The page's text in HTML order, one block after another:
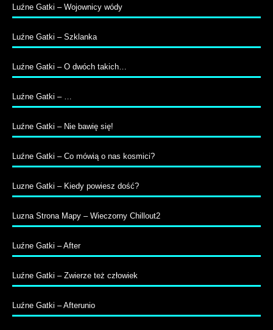
Luźne Gatki – Wojownicy wódy
Luźne Gatki – Szklanka
Luźne Gatki – O dwóch takich…
Luźne Gatki – …
Luźne Gatki – Nie bawię się!
Luźne Gatki – Co mówią o nas kosmici?
Luzne Gatki – Kiedy powiesz dość?
Luzna Strona Mapy – Wieczorny Chillout2
Luźne Gatki – After
Luźne Gatki – Zwierze też człowiek
Luźne Gatki – Afterunio